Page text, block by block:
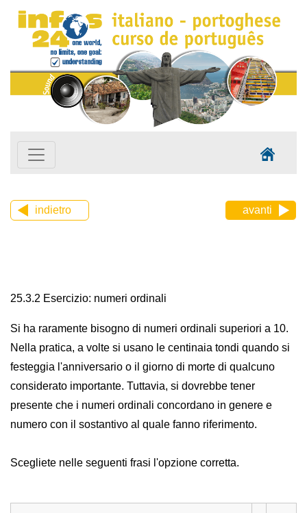
indietro avanti
25.3.2 Esercizio: numeri ordinali
Si ha raramente bisogno di numeri ordinali superiori a 10.
Nella pratica, a volte si usano le centinaia tondi quando si
festeggia l'anniversario o il giorno di morte di qualcuno
considerato importante. Tuttavia, si dovrebbe tener
presente che i numeri ordinali concordano in genere e
numero con il sostantivo al quale fanno riferimento.
Scegliete nelle seguenti frasi l'opzione corretta.